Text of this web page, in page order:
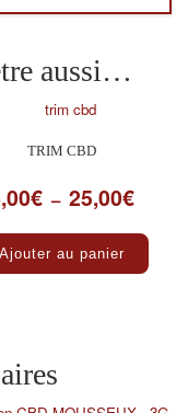
aussi…
22,00€ à 60,00€
TRIM CBD
€ – 25,00€Plage
Ajouter au panier